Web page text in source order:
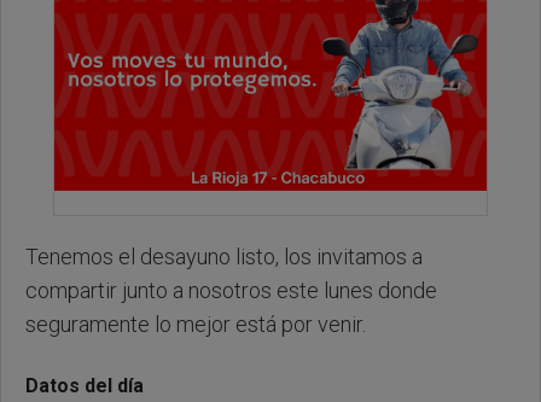
Tenemos el desayuno listo, los invitamos a
compartir junto a nosotros este lunes donde
seguramente lo mejor está por venir.
Datos del día